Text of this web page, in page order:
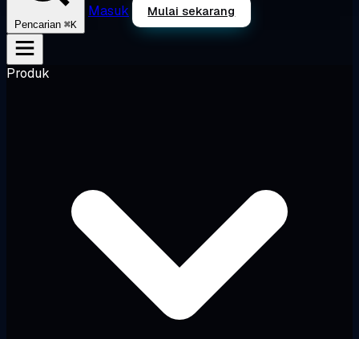
Pencarian ⌘K
Masuk Mulai sekarang
Produk